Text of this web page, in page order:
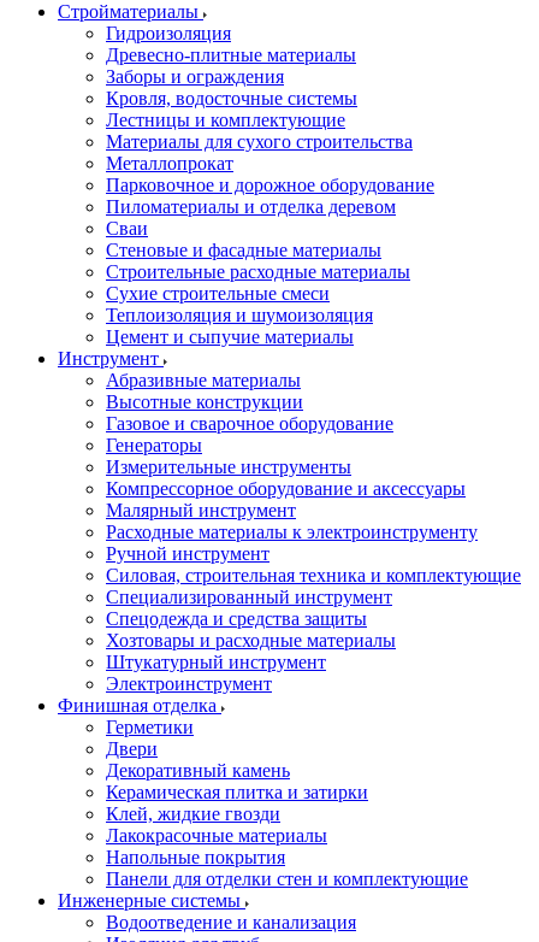
Стройматериалы
Гидроизоляция
Древесно-плитные материалы
Заборы и ограждения
Кровля, водосточные системы
Лестницы и комплектующие
Материалы для сухого строительства
Металлопрокат
Парковочное и дорожное оборудование
Пиломатериалы и отделка деревом
Сваи
Стеновые и фасадные материалы
Строительные расходные материалы
Сухие строительные смеси
Теплоизоляция и шумоизоляция
Цемент и сыпучие материалы
Инструмент
Абразивные материалы
Высотные конструкции
Газовое и сварочное оборудование
Генераторы
Измерительные инструменты
Компрессорное оборудование и аксессуары
Малярный инструмент
Расходные материалы к электроинструменту
Ручной инструмент
Силовая, строительная техника и комплектующие
Специализированный инструмент
Спецодежда и средства защиты
Хозтовары и расходные материалы
Штукатурный инструмент
Электроинструмент
Финишная отделка
Герметики
Двери
Декоративный камень
Керамическая плитка и затирки
Клей, жидкие гвозди
Лакокрасочные материалы
Напольные покрытия
Панели для отделки стен и комплектующие
Инженерные системы
Водоотведение и канализация